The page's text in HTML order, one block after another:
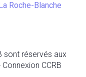
Roche-Blanche
sont réservés aux
CCRB